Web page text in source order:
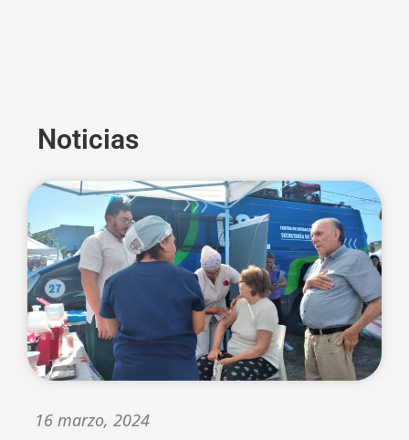
Noticias
16 marzo, 2024